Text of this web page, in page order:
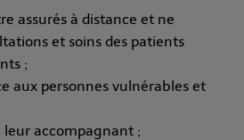
assurés à distance et ne
et soins des patients
;
aux personnes vulnérables et
leur accompagnant ;